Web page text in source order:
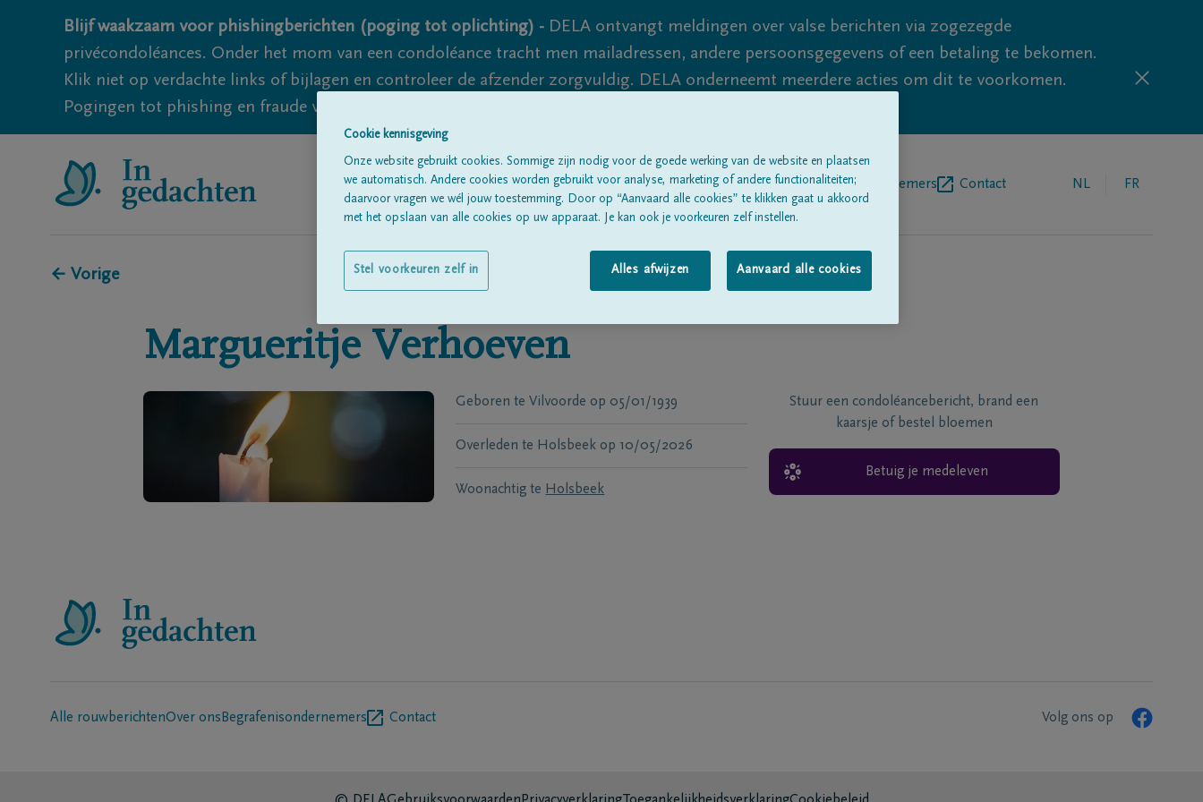
Blijf waakzaam voor phishingberichten (poging tot oplichting) - DELA ontvangt meldingen over valse berichten via zogezegde
privécondoléances. Onder het mom van een condoléance tracht men mailadressen, andere persoonsgegevens of een betaling te bekomen.
Klik niet op verdachte links of bijlagen en controleer de afzender zorgvuldig. DELA onderneemt meerdere acties om dit te voorkomen.
Pogingen tot phishing en fraude vallen echter nooit volledig uit te sluiten, dus blijf waakzaam.
Alle rouwberichten Over onsBegrafenisondernemers Contact NL FR
← Vorige
Margueritje Verhoeven
Geboren te Vilvoorde op 05/01/1939
Overleden te Holsbeek op 10/05/2026
Woonachtig te Holsbeek
Stuur een condoléancebericht, brand een
kaarsje of bestel bloemen
Betuig je medeleven
Alle rouwberichtenOver ons Begrafenisondernemers Contact Volg ons op
Cookie kennisgeving
Onze website gebruikt cookies. Sommige zijn nodig voor de goede werking van de website en plaatsen
we automatisch. Andere cookies worden gebruikt voor analyse, marketing of andere functionaliteiten;
daarvoor vragen we wél jouw toestemming. Door op “Aanvaard alle cookies” te klikken gaat u akkoord
met het opslaan van alle cookies op uw apparaat. Je kan ook je voorkeuren zelf instellen.
Alles afwijzen Aanvaard alle cookies
Stel voorkeuren zelf in